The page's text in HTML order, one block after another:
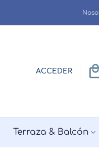
ACCEDER
Terraza & Balcón